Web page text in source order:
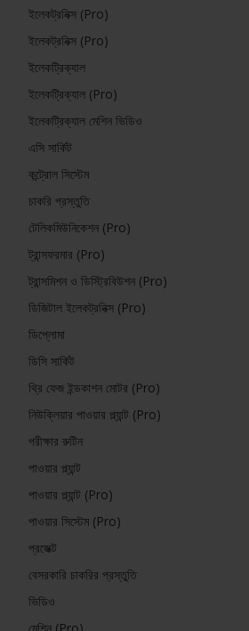
ইলেকট্রনিক্স (Pro)
ইলেকট্রনিক্স (Pro)
ইলেকট্রিক্যাল
ইলেকট্রিক্যাল (Pro)
ইলেকট্রিক্যাল মেশিন ভিডিও
এসি সার্কিট
কন্ট্রোল সিস্টেম
চাকরি প্রস্তুতি
টেলিকমিউনিকেশন (Pro)
ট্রান্সফরমার (Pro)
ট্রান্সমিশন ও ডিস্ট্রিবিউশন (Pro)
ডিজিটাল ইলেকট্রনিক্স (Pro)
ডিপ্লোমা
ডিসি সার্কিট
থ্রি ফেজ ইন্ডকাশন মোটর (Pro)
নিউক্লিয়ার পাওয়ার প্ল্যান্ট (Pro)
পরীক্ষার রুটিন
পাওয়ার প্ল্যান্ট
পাওয়ার প্ল্যান্ট (Pro)
পাওয়ার সিস্টেম (Pro)
প্রজেক্ট
বেসরকারি চাকরির প্রস্তুতি
ভিডিও